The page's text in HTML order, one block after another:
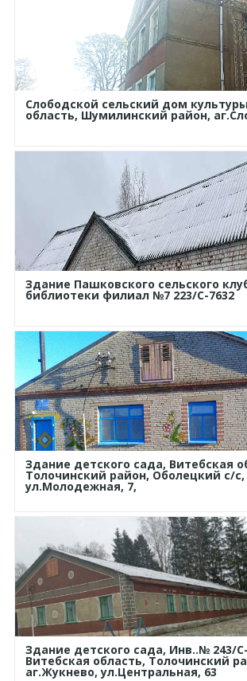
Слободской сельский дом
область, Шумилинский район,
Здание Пашковского сельского
библиотеки филиал №7 223/С-7632
Здание детского сада, Витебская
Толочинский район, Оболецкий с/
ул.Молодежная, 7,
Здание детского сада, Инв..№ 243/
Витебская область, Толочинский
аг.Жукнево, ул.Центральная, 63